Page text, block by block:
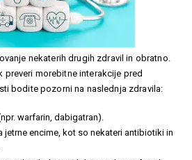
nekaterih drugih zdravil in obratno.
preveri morebitne interakcije pred
bodite pozorni na naslednja zdravila:
warfarin, dabigatran).
jetrne encime, kot so nekateri antibiotiki in